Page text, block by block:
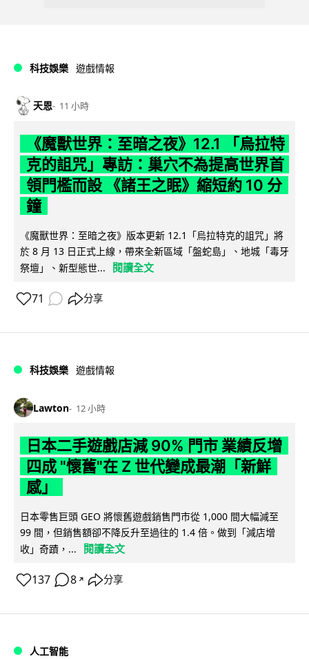
科技娛樂 遊戲情報
天恩 11 小時
《魔獸世界：至暗之夜》12.1 「烏拉特
克的詛咒」專訪：巢穴不為提高世界首
領門檻而設 《諸王之眠》縮短約 10 分
鐘
《魔獸世界：至暗之夜》版本更新 12.1「烏拉特克的詛咒」將
於 8 月 13 日正式上線，帶來全新區域「盤蛇島」、地城「毒牙
祭壇」、新型態世...
閱讀全文
71 分享
科技娛樂 遊戲情報
Lawton 12 小時
日本二手遊戲店減 90% 門市 業績反增
四成 "懷舊"在 Z 世代變成最潮「新鮮
感」
日本零售巨頭 GEO 將懷舊遊戲銷售門市從 1,000 間大幅減至
99 間，但銷售額卻不降反升至過往的 1.4 倍。做到「減店增
收」奇蹟，...
閱讀全文
137 8 ↗ 分享
人工智能